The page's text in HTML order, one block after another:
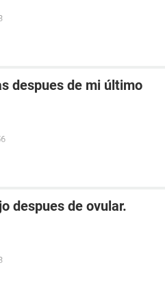
despues de mi último
despues de ovular.